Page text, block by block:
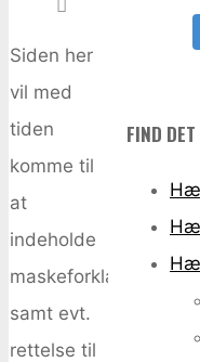
Siden her
vil med
tiden
komme til
at
indeholde
maskeforklaringer
samt evt.
rettelse til
FIND